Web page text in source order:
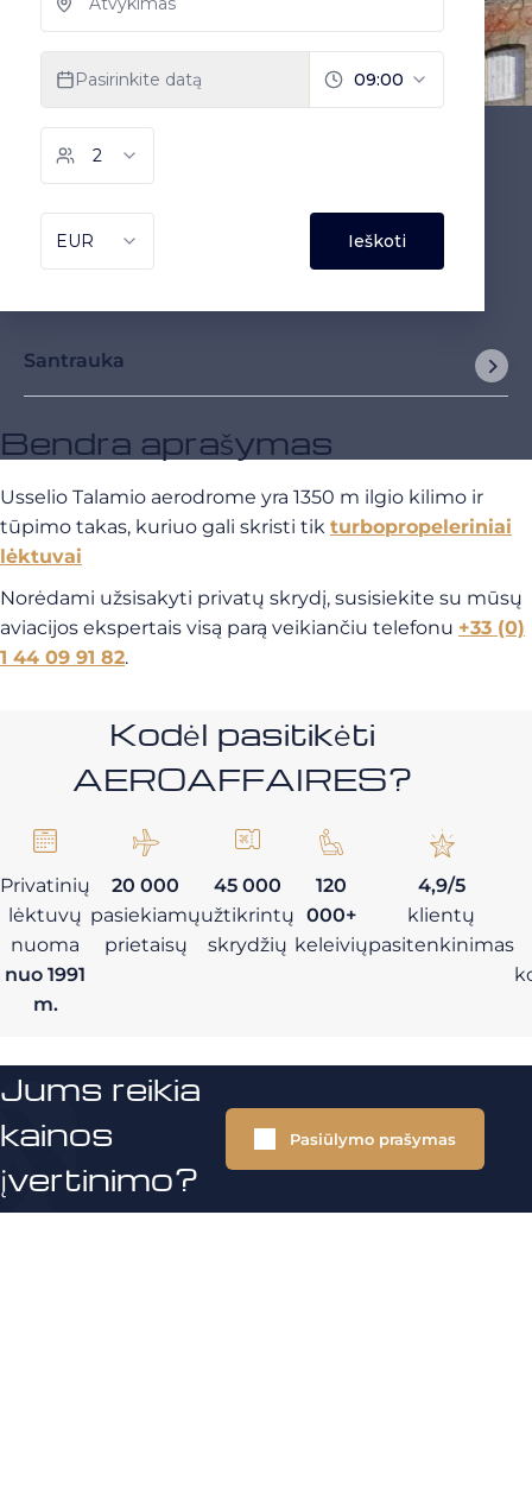
Santrauka
Bendra aprašymas
Usselio Talamio aerodrome yra 1350 m ilgio kilimo ir
tūpimo takas, kuriuo gali skristi tik turbopropeleriniai
lėktuvai
Norėdami užsisakyti privatų skrydį, susisiekite su mūsų
aviacijos ekspertais visą parą veikiančiu telefonu +33 (0)
1 44 09 91 82.
Kodėl pasitikėti
AEROAFFAIRES?
Privatinių
lėktuvų
nuoma
nuo 1991
m.
20 000
pasiekiamų
prietaisų
45 000
užtikrintų
skrydžių
120
000+
keleivių
4,9/5
klientų
pasitenkinimas
Jums reikia
kainos
įvertinimo?
Pasiūlymo prašymas